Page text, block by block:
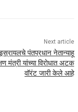
Next article
पंतप्रधान नेतान्याहू
मंत्री यांच्या विरोधात अटक
वॉरंट जारी केले आहे